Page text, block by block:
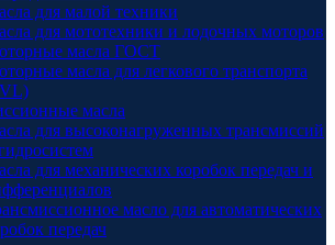
для малой техники
для мототехники и лодочных моторов
масла ГОСТ
масла для легкового транспорта
масла
для высоконагруженных трансмиссий
для механических коробок передач и
масло для автоматических
передач